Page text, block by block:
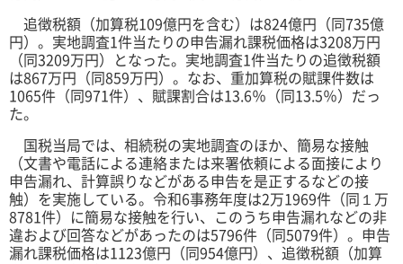
追徴税額（加算税109億円を含む）は824億円（同735億
円）。実地調査1件当たりの申告漏れ課税価格は3208万円
（同3209万円）となった。実地調査1件当たりの追徴税額
は867万円（同859万円）。なお、重加算税の賦課件数は
1065件（同971件）、賦課割合は13.6％（同13.5％）だっ
た。
国税当局では、相続税の実地調査のほか、簡易な接触
（文書や電話による連絡または来署依頼による面接により
申告漏れ、計算誤りなどがある申告を是正するなどの接
触）を実施している。令和6事務年度は2万1969件（同１万
8781件）に簡易な接触を行い、このうち申告漏れなどの非
違および回答などがあったのは5796件（同5079件）。申告
漏れ課税価格は1123億円（同954億円）、追徴税額（加算